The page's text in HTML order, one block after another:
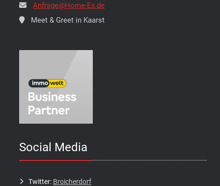
Anfrage@Home-Ex.de
Meet & Greet in Kaarst
Social Media
Twitter: Broicherdorf